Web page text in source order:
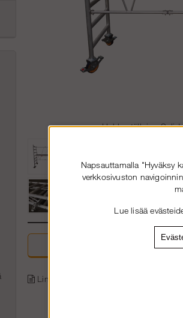
Hobbyställning
Linkki tuotesivulle »
Napsauttamalla "Hyväksy
verkkosivuston
Lue lisää